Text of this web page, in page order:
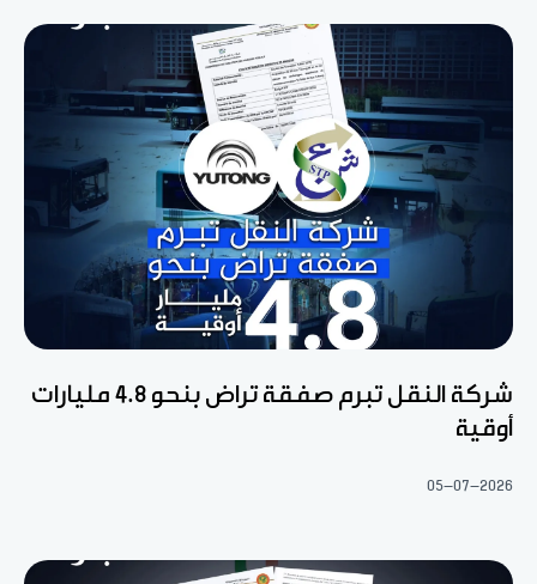
شركة النقل تبرم صفقة تراض بنحو 4.8 مليارات
أوقية
05-07-2026